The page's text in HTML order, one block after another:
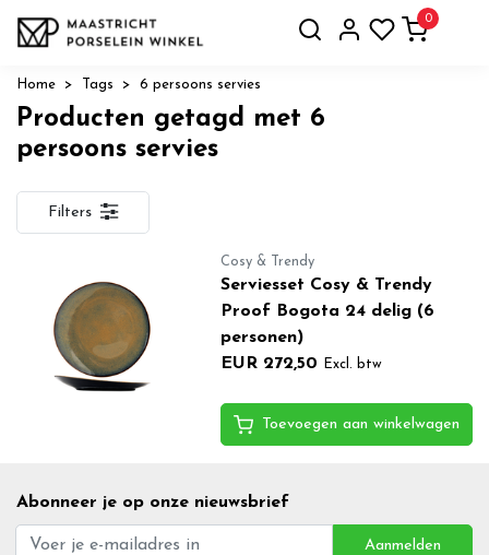
0
Home Tags 6 persoons servies
Producten getagd met 6
persoons servies
Filters
Cosy & Trendy
Serviesset Cosy & Trendy
Proof Bogota 24 delig (6
personen)
EUR 272,50
Excl. btw
Toevoegen aan winkelwagen
Abonneer je op onze nieuwsbrief
Aanmelden